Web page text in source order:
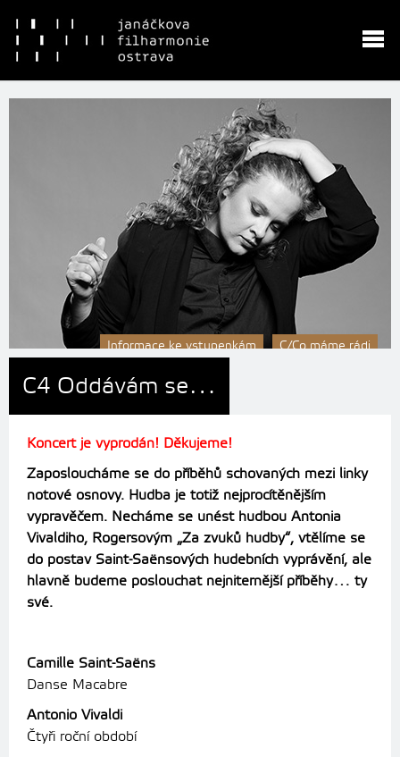
Informace ke vstupenkám C/Co máme rádi
C4 Oddávám se…
Koncert je vyprodán! Děkujeme!
Zaposloucháme se do příběhů schovaných mezi linky
notové osnovy. Hudba je totiž nejprocítěnějším
vypravěčem. Necháme se unést hudbou Antonia
Vivaldiho, Rogersovým „Za zvuků hudby“, vtělíme se
do postav Saint-Saënsových hudebních vyprávění, ale
hlavně budeme poslouchat nejniternější příběhy… ty
své.
Camille Saint-Saëns
Danse Macabre
Antonio Vivaldi
Čtyři roční období